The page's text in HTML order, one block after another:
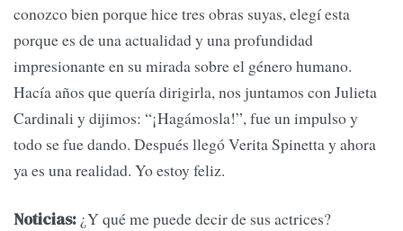
conozco bien porque hice tres obras suyas, elegí esta
porque es de una actualidad y una profundidad
impresionante en su mirada sobre el género humano.
Hacía años que quería dirigirla, nos juntamos con Julieta
Cardinali y dijimos: “¡Hagámosla!”, fue un impulso y
todo se fue dando. Después llegó Verita Spinetta y ahora
ya es una realidad. Yo estoy feliz.
Noticias: ¿Y qué me puede decir de sus actrices?